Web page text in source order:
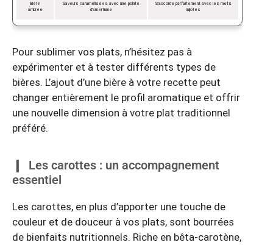
Bière
ambrée
Saveurs caramélisées avec une pointe
d’amertume
S’accorde parfaitement avec les mets
mijotés
Pour sublimer vos plats, n’hésitez pas à
expérimenter et à tester différents types de
bières. L’ajout d’une bière à votre recette peut
changer entièrement le profil aromatique et offrir
une nouvelle dimension à votre plat traditionnel
préféré.
Les carottes : un accompagnement
essentiel
Les carottes, en plus d’apporter une touche de
couleur et de douceur à vos plats, sont bourrées
de bienfaits nutritionnels. Riche en bêta-carotène,